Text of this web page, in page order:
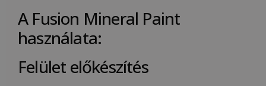
A Fusion Mineral Paint
használata:
Felület előkészítés